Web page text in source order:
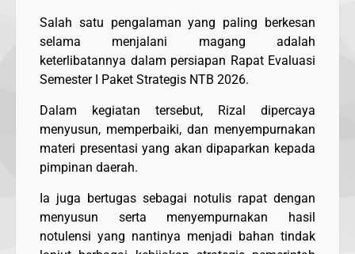
Salah satu pengalaman yang paling berkesan
selama menjalani magang adalah
keterlibatannya dalam persiapan Rapat Evaluasi
Semester I Paket Strategis NTB 2026.
Dalam kegiatan tersebut, Rizal dipercaya
menyusun, memperbaiki, dan menyempurnakan
materi presentasi yang akan dipaparkan kepada
pimpinan daerah.
Ia juga bertugas sebagai notulis rapat dengan
menyusun serta menyempurnakan hasil
notulensi yang nantinya menjadi bahan tindak